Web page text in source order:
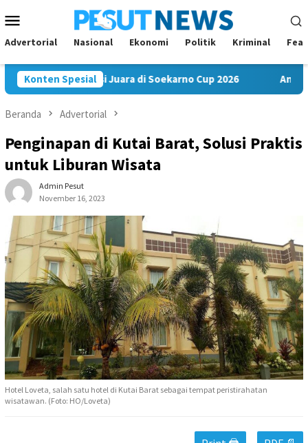
ke
kontenMobile
Advertorial Nasional Ekonomi Politik Kriminal
Konten Spesial
FC Bawa Misi Juara di Soekarno Cup 2026 Andi Satya
Beranda Advertorial
Penginapan di Kutai Barat, Solusi Praktis
untuk Liburan Wisata
Admin Pesut
November 16, 2023
Hotel Loveta, salah satu hotel di Kutai Barat sebagai tempat peristirahatan
wisatawan. (Foto: HO/Loveta)